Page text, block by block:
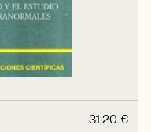
31,20 €